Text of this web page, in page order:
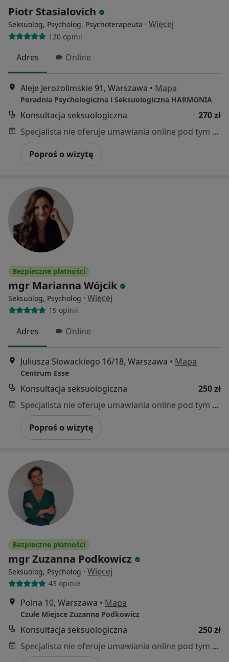
Piotr Stasialovich
Seksuolog, Psycholog, Psychoterapeuta · Więcej
120 opinii
Adres Online
Aleje Jerozolimskie 91, Warszawa • Mapa
Poradnia Psychologiczna i Seksuologiczna HARMONIA
Konsultacja seksuologiczna
270 zł
Specjalista nie oferuje umawiania online pod tym adresem.
Poproś o wizytę
Bezpieczne płatności
mgr Marianna Wójcik
Seksuolog, Psycholog · Więcej
19 opinii
Adres Online
Juliusza Słowackiego 16/18, Warszawa • Mapa
Centrum Esse
Konsultacja seksuologiczna
250 zł
Specjalista nie oferuje umawiania online pod tym adresem.
Poproś o wizytę
Bezpieczne płatności
mgr Zuzanna Podkowicz
Seksuolog, Psycholog · Więcej
43 opinie
Polna 10, Warszawa • Mapa
Czułe Miejsce Zuzanna Podkowicz
Konsultacja seksuologiczna
250 zł
Specjalista nie oferuje umawiania online pod tym adresem.